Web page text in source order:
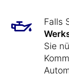
Falls
Sie